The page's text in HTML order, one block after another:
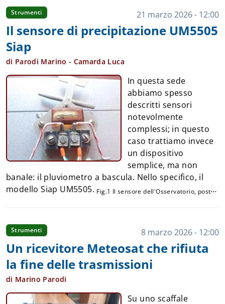
ma solo l'elemento di misura, non essendo presente
la vasca e il supporto. L'evaporimetro, classificato
come strumento di Categoria 1, è costituito da una
vasca circolare di circa 1,2 metri di diametro, al cui
lato trova posto il sensore per la misura del livello
monitorando la variazione del livello idrico nel tempo
è possibile determinare con precisione la quantità
d'acqua evaporata. Per garantire la continuità delle
misure, il livello deve essere periodicamente rip...
Strumenti 21 marzo 2026 - 12:00
Il sensore di precipitazione UM5505
Siap
di Parodi Marino - Camarda Luca
In questa sede
abbiamo spesso
descritti sensori
notevolmente
complessi; in questo
caso trattiamo invece
un dispositivo
semplice, ma non
banale: il pluviometro a bascula. Nello specifico, il
modello Siap UM5505. Fig.1 Il sensore dell'Osservatorio, posto
Strumenti 8 marzo 2026 - 12:00
Un ricevitore Meteosat che rifiuta
la fine delle trasmissioni
di Marino Parodi
Su uno scaffale